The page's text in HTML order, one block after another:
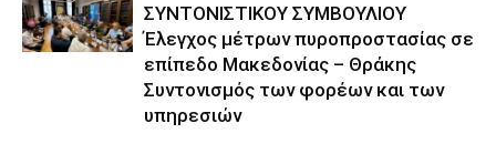
ΣΥΝΤΟΝΙΣΤΙΚΟΥ ΣΥΜΒΟΥΛΙΟΥ
Έλεγχος μέτρων πυροπροστασίας σε
επίπεδο Μακεδονίας – Θράκης
Συντονισμός των φορέων και των
υπηρεσιών